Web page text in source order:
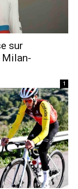
sur
Milan-
1